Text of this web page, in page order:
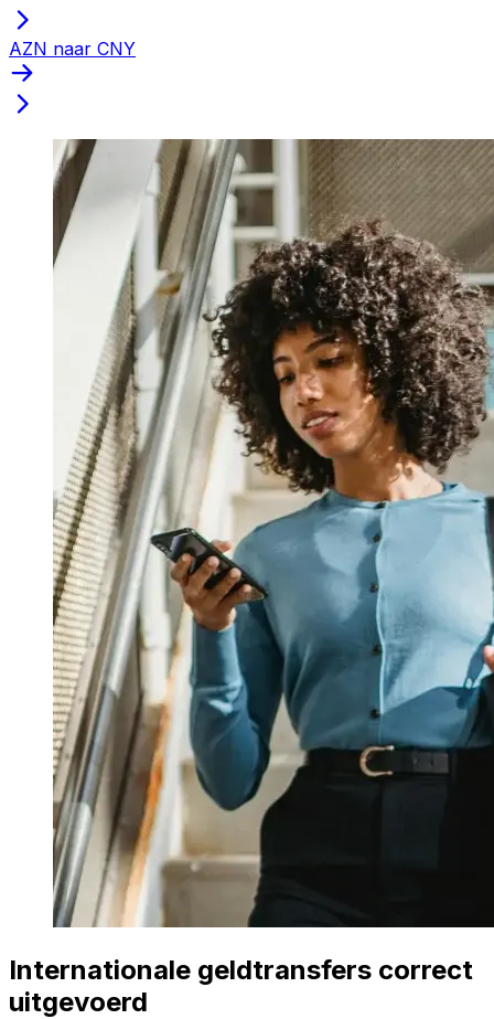
AZN naar CNY
Internationale geldtransfers correct
uitgevoerd